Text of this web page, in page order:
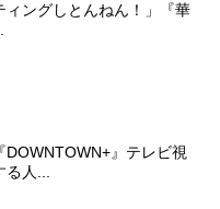
ィングしとんねん！」『華
DOWNTOWN+』テレビ視
る人...